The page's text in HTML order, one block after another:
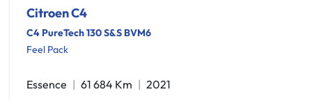
Citroen C4
C4 PureTech 130 S&S BVM6
Feel Pack
Essence 61 684 Km
2021